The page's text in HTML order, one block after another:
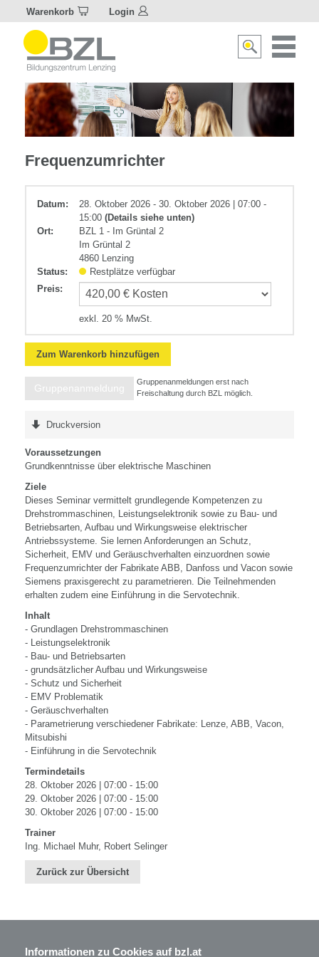
Warenkorb Login
Suche
Elektrotechnik
Frequenzumrichter
Datum:
28. Oktober 2026 - 30. Oktober 2026 | 07:00 -
15:00 (Details siehe unten)
Ort:
BZL 1 - Im Grüntal 2
Im Grüntal 2
4860 Lenzing
Status:
Restplätze verfügbar
Preis:
exkl. 20 % MwSt.
Zum Warenkorb hinzufügen
Gruppenanmeldung
Gruppenanmeldungen erst nach
Freischaltung durch BZL möglich.
Druckversion
Voraussetzungen
Grundkenntnisse über elektrische Maschinen
Ziele
Dieses Seminar vermittelt grundlegende Kompetenzen zu
Drehstrommaschinen, Leistungselektronik sowie zu Bau- und
Betriebsarten, Aufbau und Wirkungsweise elektrischer
Antriebssysteme. Sie lernen Anforderungen an Schutz,
Sicherheit, EMV und Geräuschverhalten einzuordnen sowie
Frequenzumrichter der Fabrikate ABB, Danfoss und Vacon sowie
Siemens praxisgerecht zu parametrieren. Die Teilnehmenden
erhalten zudem eine Einführung in die Servotechnik.
Inhalt
- Grundlagen Drehstrommaschinen
- Leistungselektronik
- Bau- und Betriebsarten
- grundsätzlicher Aufbau und Wirkungsweise
- Schutz und Sicherheit
- EMV Problematik
- Geräuschverhalten
- Parametrierung verschiedener Fabrikate: Lenze, ABB, Vacon,
Mitsubishi
- Einführung in die Servotechnik
Termindetails
28. Oktober 2026 | 07:00 - 15:00
29. Oktober 2026 | 07:00 - 15:00
30. Oktober 2026 | 07:00 - 15:00
Trainer
Ing. Michael Muhr, Robert Selinger
Zurück zur Übersicht
BZL - Bildungszentrum Lenzing GmbH
Informationen zu Cookies auf bzl.at